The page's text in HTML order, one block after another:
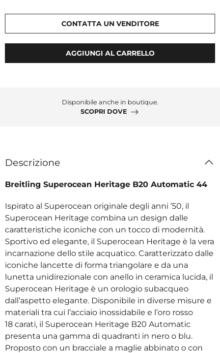
CONTATTA UN VENDITORE
AGGIUNGI AL CARRELLO
Disponibile anche in boutique.
SCOPRI DOVE
Descrizione
Breitling Superocean Heritage B20 Automatic 44
Ispirato al Superocean originale degli anni ’50, il
Superocean Heritage combina un design dalle
caratteristiche iconiche con un tocco di modernità.
Sportivo ed elegante, il Superocean Heritage è la vera
incarnazione dello stile acquatico. Caratterizzato dalle
iconiche lancette di forma triangolare e da una
lunetta unidirezionale con anello in ceramica lucida, il
Superocean Heritage è un orologio subacqueo
dall’aspetto elegante. Disponibile in diverse misure e
materiali tra cui l’acciaio inossidabile e l’oro rosso
18 carati, il Superocean Heritage B20 Automatic
presenta una gamma di quadranti in nero o blu.
Proposto con un bracciale a maglie abbinato o con